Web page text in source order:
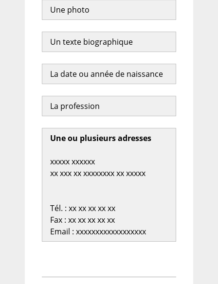
Une photo
Un texte biographique
La date ou année de naissance
La profession
Une ou plusieurs adresses
xxxxx xxxxxx
xx xxx xx xxxxxxxx xx xxxxx
Tél. : xx xx xx xx xx
Fax : xx xx xx xx xx
Email : xxxxxxxxxxxxxxxxxx